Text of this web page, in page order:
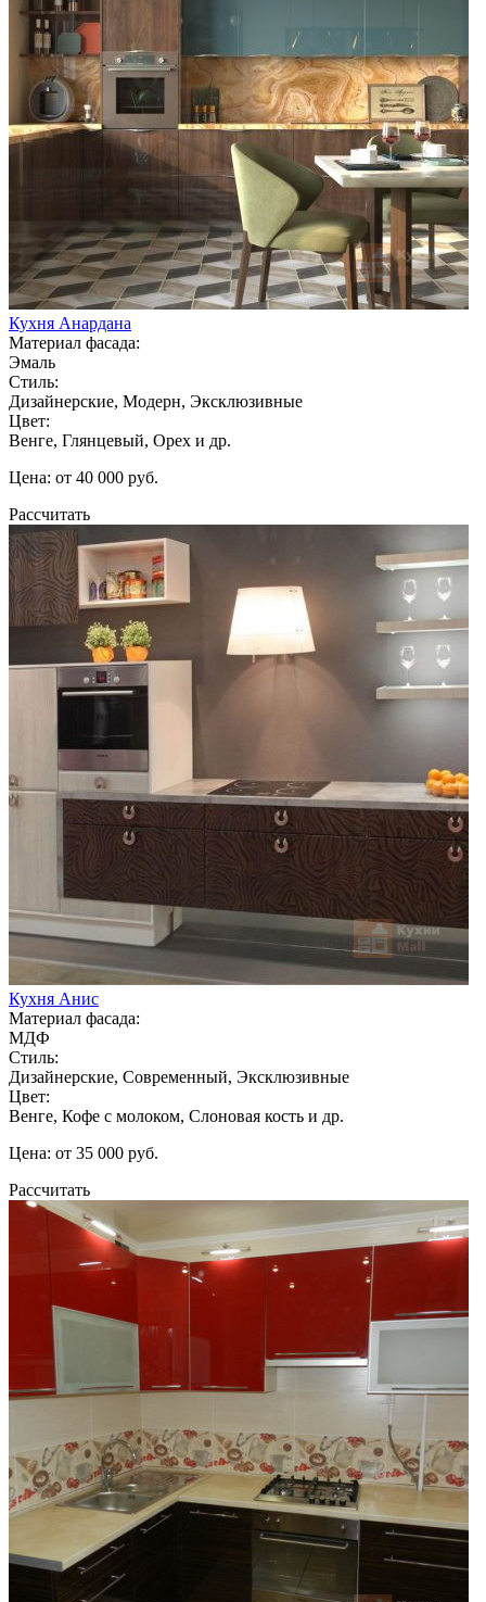
Кухня Анардана
Материал фасада:
Эмаль
Стиль:
Дизайнерские, Модерн, Эксклюзивные
Цвет:
Венге, Глянцевый, Орех и др.
Цена: от 40 000 руб.
Рассчитать
Кухня Анис
Материал фасада:
МДФ
Стиль:
Дизайнерские, Современный, Эксклюзивные
Цвет:
Венге, Кофе с молоком, Слоновая кость и др.
Цена: от 35 000 руб.
Рассчитать